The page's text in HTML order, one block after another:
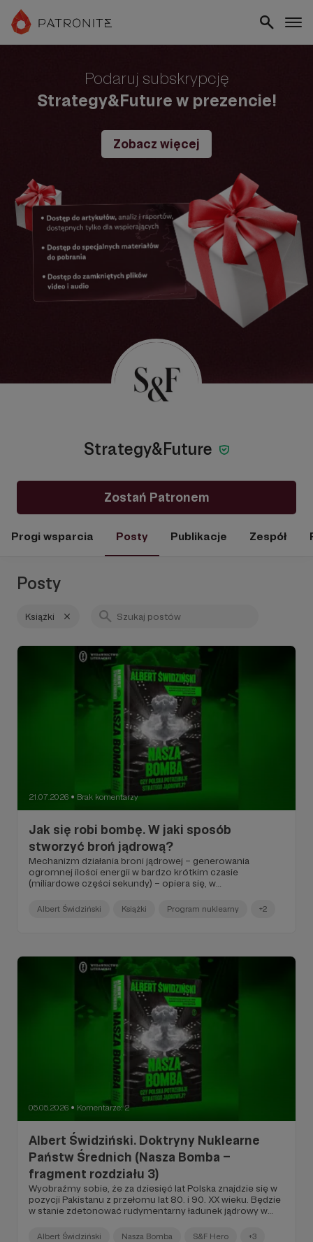
Podaruj subskrypcję
Strategy&Future w prezencie!
Zobacz więcej
Strategy&Future
Zostań Patronem
Progi wsparcia Posty Publikacje Zespół
Posty
Książki
21.07.2026 ● Brak komentarzy
Jak się robi bombę. W jaki sposób
stworzyć broń jądrową?
Mechanizm działania broni jądrowej – generowania
ogromnej ilości energii w bardzo krótkim czasie
(miliardowe części sekundy) – opiera się, w
wybuchowych, na reakcjach fizycznych, a nie
Albert Świdziński Książki Program nuklearny +2
05.05.2026 ● Komentarze: 2
Albert Świdziński. Doktryny Nuklearne
Państw Średnich (Nasza Bomba –
fragment rozdziału 3)
Wyobraźmy sobie, że za dziesięć lat Polska znajdzie się w
pozycji Pakistanu z przełomu lat 80. i 90. XX wieku. Będzie
w stanie zdetonować rudymentarny ładunek jądrowy w
paliwowego, które pozwalają na produkcję uranu
Albert Świdziński Nasza Bomba S&F Hero +3